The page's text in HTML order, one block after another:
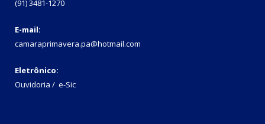
(91) 3481-1270
E-mail:
camaraprimavera.pa@hotmail.com
Eletrônico:
Ouvidoria / e-Sic